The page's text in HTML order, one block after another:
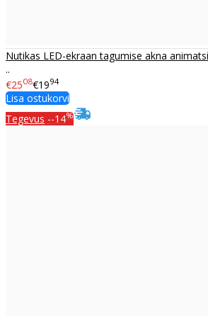
Nutikas LED-ekraan tagumise akna
..
€2508€1994
Lisa ostukorvi
Tegevus --14%